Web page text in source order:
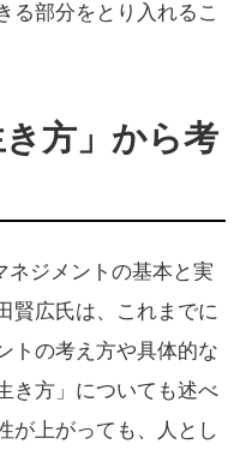
る部分をとり入れるこ
方」から考
ネジメントの基本と実
賢広氏は、これまでに
トの考え方や具体的な
き方」についても述べ
が上がっても、人とし